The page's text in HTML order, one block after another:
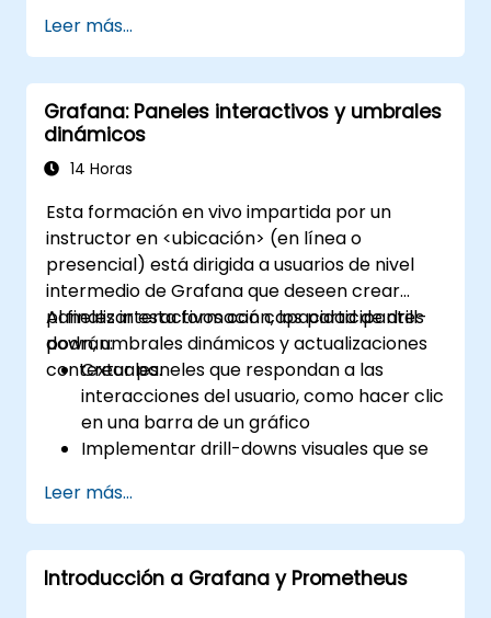
ElasticSearch.
Crear, gestionar y personalizar paneles y
gráficos.
Utilizar variables y consultas para crear
paneles dinámicos.
Configurar notificaciones y alertas a
Instalar y gestionar complementos para
ampliar la funcionalidad de Grafana.
Leer más...
Grafana: Paneles interactivos y umbrales
dinámicos
14 Horas
Esta formación en vivo impartida por un
instructor en <ubicación> (en línea o
presencial) está dirigida a usuarios de nivel
intermedio de Grafana que deseen crear
paneles interactivos con capacidad de drill-
down, umbrales dinámicos y actualizaciones
contextuales.
Al finalizar esta formación, los participantes
podrán:
Crear paneles que respondan a las
interacciones del usuario, como hacer clic
en una barra de un gráfico
Implementar drill-downs visuales que se
nuevas pestañas)
Configurar gráficos circulares y paneles
detallados en función de los filtros de
selección
Leer más...
Introducción a Grafana y Prometheus